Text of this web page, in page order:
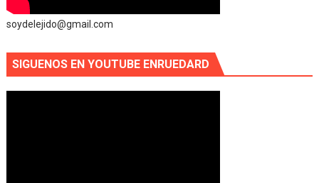
soydelejido@gmail.com
SIGUENOS EN YOUTUBE ENRUEDARD